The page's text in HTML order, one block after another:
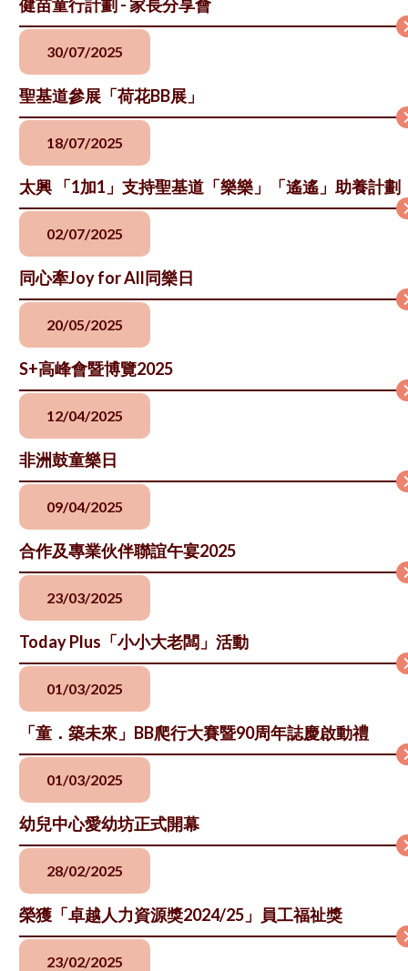
健苗童行計劃 - 家長分享會
30/07/2025
聖基道參展「荷花BB展」
18/07/2025
太興 「1加1」支持聖基道「樂樂」「遙遙」助養計劃
02/07/2025
同心牽Joy for All同樂日
20/05/2025
S+高峰會暨博覽2025
12/04/2025
非洲鼓童樂日
09/04/2025
合作及專業伙伴聯誼午宴2025
23/03/2025
Today Plus「小小大老闆」活動
01/03/2025
「童．築未來」BB爬行大賽暨90周年誌慶啟動禮
01/03/2025
幼兒中心愛幼坊正式開幕
28/02/2025
榮獲「卓越人力資源獎2024/25」員工福祉獎
23/02/2025